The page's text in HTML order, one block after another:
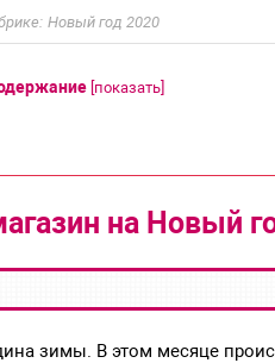
Новый год 2020
[показать]
на Новый
зимы. В этом месяце